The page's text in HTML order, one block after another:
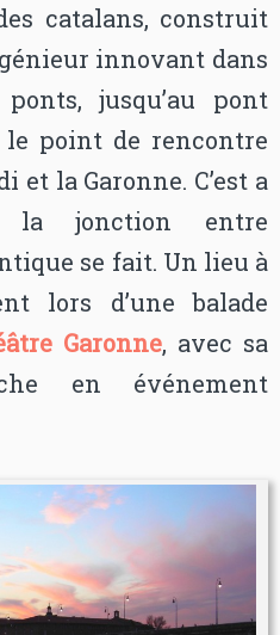
catalans, construit
innovant dans
jusqu’au pont
point de rencontre
la Garonne. C’est a
jonction entre
se fait. Un lieu à
lors d’une balade
Garonne, avec sa
en événement